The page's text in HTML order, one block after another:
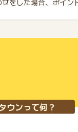
をした場合、ポイン
ウンって何？